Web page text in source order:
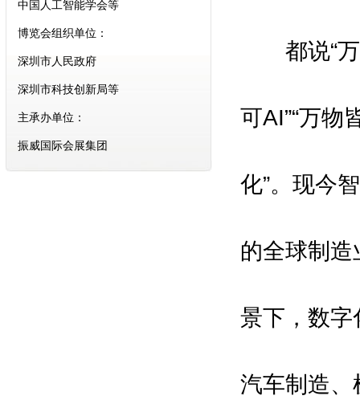
博览会组织单位：
深圳市人民政府
深圳市科技创新局等
主承办单位：
振威国际会展集团
深圳振威国际展览有限公司
都说“万
可AI”“万物
化”。现今
的全球制
景下，数字
汽车制造、